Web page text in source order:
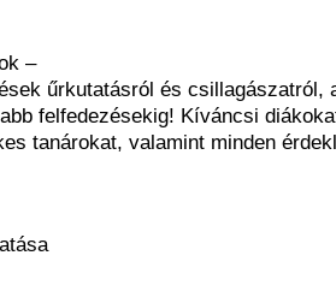
–
űrkutatásról és csillagászatról,
felfedezésekig! Kíváncsi
tanárokat, valamint minden